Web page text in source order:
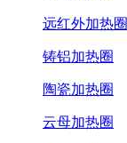
远红外加热圈
铸铝加热圈
陶瓷加热圈
云母加热圈